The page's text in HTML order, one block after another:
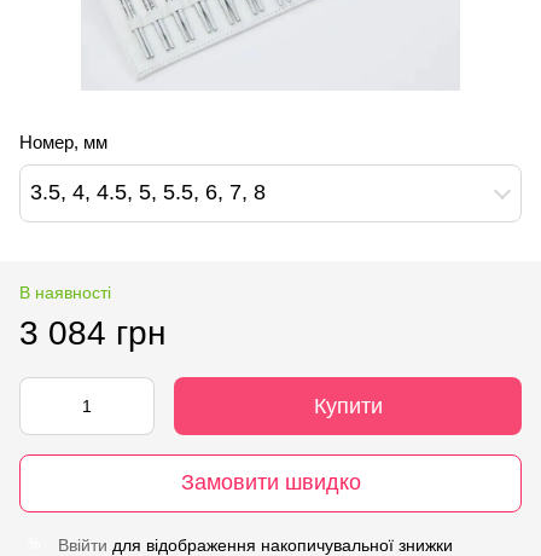
Номер, мм
3.5, 4, 4.5, 5, 5.5, 6, 7, 8
В наявності
3 084 грн
Купити
Замовити швидко
Ввійти для відображення накопичувальної знижки